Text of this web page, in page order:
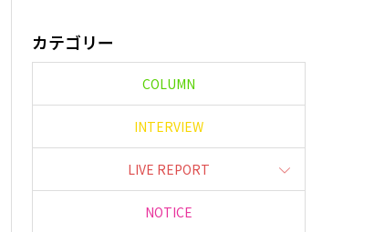
カテゴリー
COLUMN
INTERVIEW
LIVE REPORT
NOTICE